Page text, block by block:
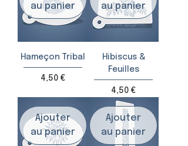
au panier
Hameçon Tribal
Prix
4,50 €
au panier
Hibiscus &
Feuilles
Prix
4,50 €
Ajouter
au panier
Ajouter
au panier